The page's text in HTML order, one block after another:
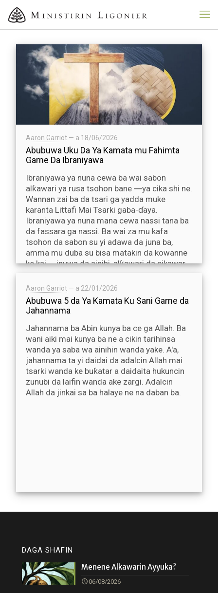
Aaron Garriot — a 18/06/2026
Abubuwa Uku Da Ya Kamata mu Fahimta
Game Da Ibraniyawa
Ibraniyawa ya nuna cewa ba wai sabon
alƙawari ya rusa tsohon bane ―ya cika shi ne.
Wannan zai ba da tsari ga yadda muke
karanta Littafi Mai Tsarki gaba-ɗaya.
Ibraniyawa ya nuna mana cewa nassi tana ba
da fassara ga nassi. Ba wai za mu kafa
tsohon da sabon su yi adawa da juna ba,
amma mu duba su bisa matakin da kowanne
ke kai ―inuwa da ainihi, alƙawari da cikawar
Aaron Garriot — a 22/01/2026
Abubuwa 5 da Ya Kamata Ku Sani Game da
Jahannama
Jahannama ba Abin kunya ba ce ga Allah. Ba
wani aiki mai kunya ba ne a cikin tarihinsa
wanda ya saba wa ainihin wanda yake. A'a,
jahannama ta yi daidai da adalcin Allah mai
tsarki wanda ke buƙatar a daidaita hukuncin
zunubi da laifin wanda ake zargi. Adalcin
Allah da jinkai sa ba halaye ne na daban ba.
DAGA SHAFIN
Menene Alkawarin Ayyuka?
06/08/2026